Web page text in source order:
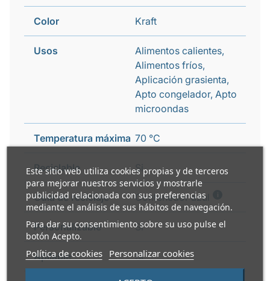
Este sitio web utiliza cookies propias y de terceros
para mejorar nuestros servicios y mostrarle
publicidad relacionada con sus preferencias
mediante el análisis de sus hábitos de navegación.
Para dar su consentimiento sobre su uso pulse el
botón Acepto.
Política de cookies Personalizar cookies
Color Kraft
Usos
Alimentos calientes,
Alimentos fríos,
Aplicación grasienta,
Apto congelador, Apto
microondas
Temperatura máxima 70 °C
Reciclable Si
Guía de reciclaje Contenedor azul
Personalizable Si
Apilable Si